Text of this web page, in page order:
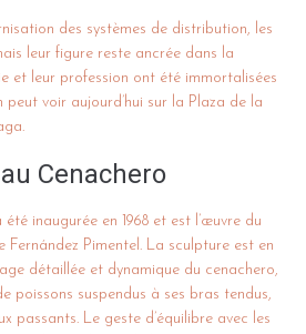
des systèmes de distribution, les
leur figure reste ancrée dans la
et leur profession ont été immortalisées
peut voir aujourd’hui sur la Plaza de la
Cenachero
inaugurée en 1968 et est l’œuvre du
Fernández Pimentel. La sculpture est en
détaillée et dynamique du cenachero,
poissons suspendus à ses bras tendus,
passants. Le geste d’équilibre avec les